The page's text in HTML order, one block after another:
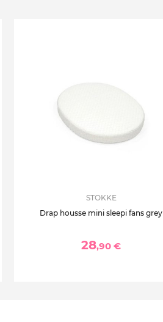
STOKKE
Drap housse mini sleepi fans grey
28,90 €